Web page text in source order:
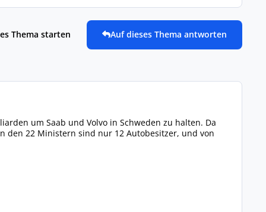
Thema starten Auf dieses Thema antworten
um Saab und Volvo in Schweden zu halten. Da
den 22 Ministern sind nur 12 Autobesitzer, und von